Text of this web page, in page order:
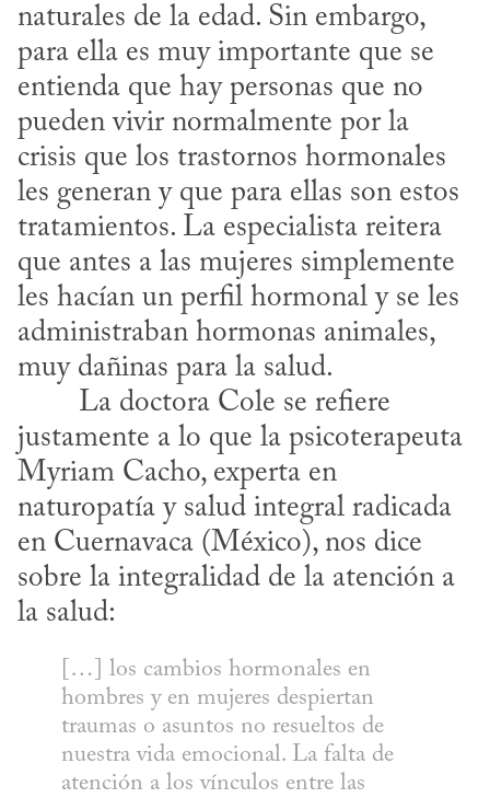
naturales de la edad. Sin embargo,
para ella es muy importante que se
entienda que hay personas que no
pueden vivir normalmente por la
crisis que los trastornos hormonales
les generan y que para ellas son estos
tratamientos. La especialista reitera
que antes a las mujeres simplemente
les hacían un perfil hormonal y se les
administraban hormonas animales,
muy dañinas para la salud.
justamente a lo que la psicoterapeuta
Myriam Cacho, experta en
naturopatía y salud integral radicada
en Cuernavaca (México), nos dice
sobre la integralidad de la atención a
la salud:
[…] los cambios hormonales en
hombres y en mujeres despiertan
traumas o asuntos no resueltos de
nuestra vida emocional. La falta de
atención a los vínculos entre las